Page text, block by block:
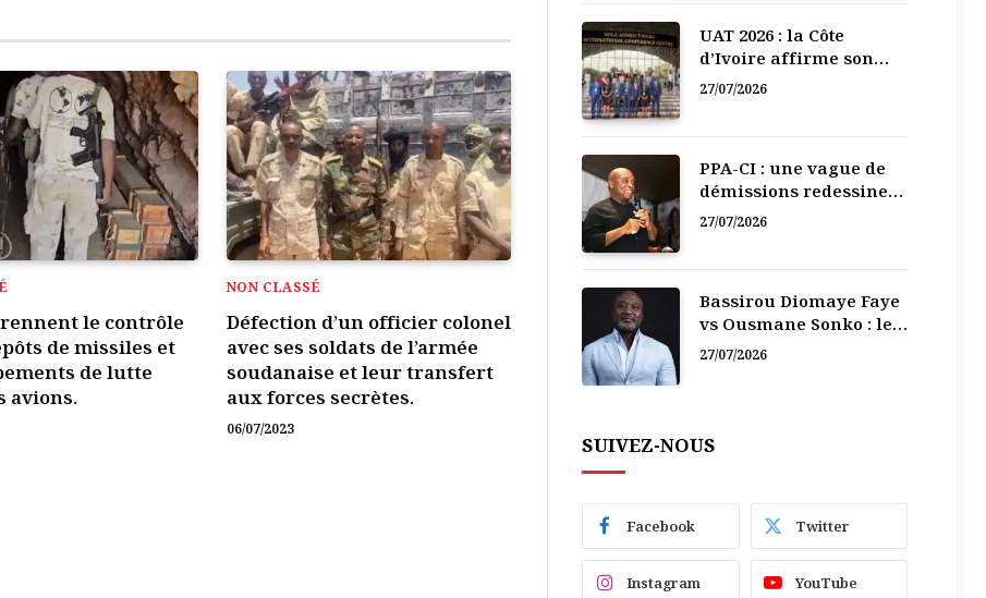
le contrôle
de missiles et
de lutte
avions.
NON CLASSÉ
Défection d’un officier colonel
avec ses soldats de l’armée
soudanaise et leur transfert
aux forces secrètes.
06/07/2023
UAT 2026 : la Côte
d’Ivoire affirme son
leadership numérique
27/07/2026
PPA-CI : une vague de
démissions redessine
la recomposition
27/07/2026
Bassirou Diomaye Faye
vs Ousmane Sonko : le
vacarme du pouvoir ne
27/07/2026
SUIVEZ-NOUS
Facebook Twitter
Instagram YouTube